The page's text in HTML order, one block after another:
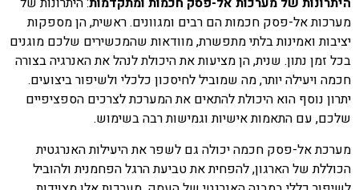
מערכות אל-פסק חכמות הם רבים ומגוונים. ראשית, הן מספקות
יציבות ואמינות בלתי מתפשרת, מוודאות שהמכשירים שלכם מוגנים
בכל זמן נתון. שנית, הן מציעות את היכולת לנהל את האנרגיה בצורה
חכמה ויעילה יותר, מה שמוביל לחיסכון כלכלי ולשיפור ביצועים.
יתרון נוסף הוא היכולת להתאים את המערכת לצרכים הספציפיים
שלכם, עם התאמות אישיות וגמישות רבה בשימוש.
מערכת אל-פסק חכמה יכולה גם לשפר את היעילות האנרגטית
הכוללת של הארגון, להפחית את טביעת הרגל הפחמנית ולהוביל